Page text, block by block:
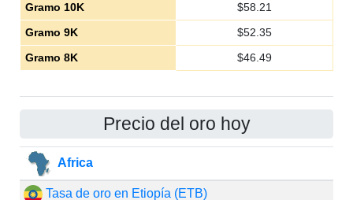
Gramo 10K
$58.21
Gramo 9K
$52.35
Gramo 8K
$46.49
Precio del oro hoy
Africa
Tasa de oro en Etiopía (ETB)